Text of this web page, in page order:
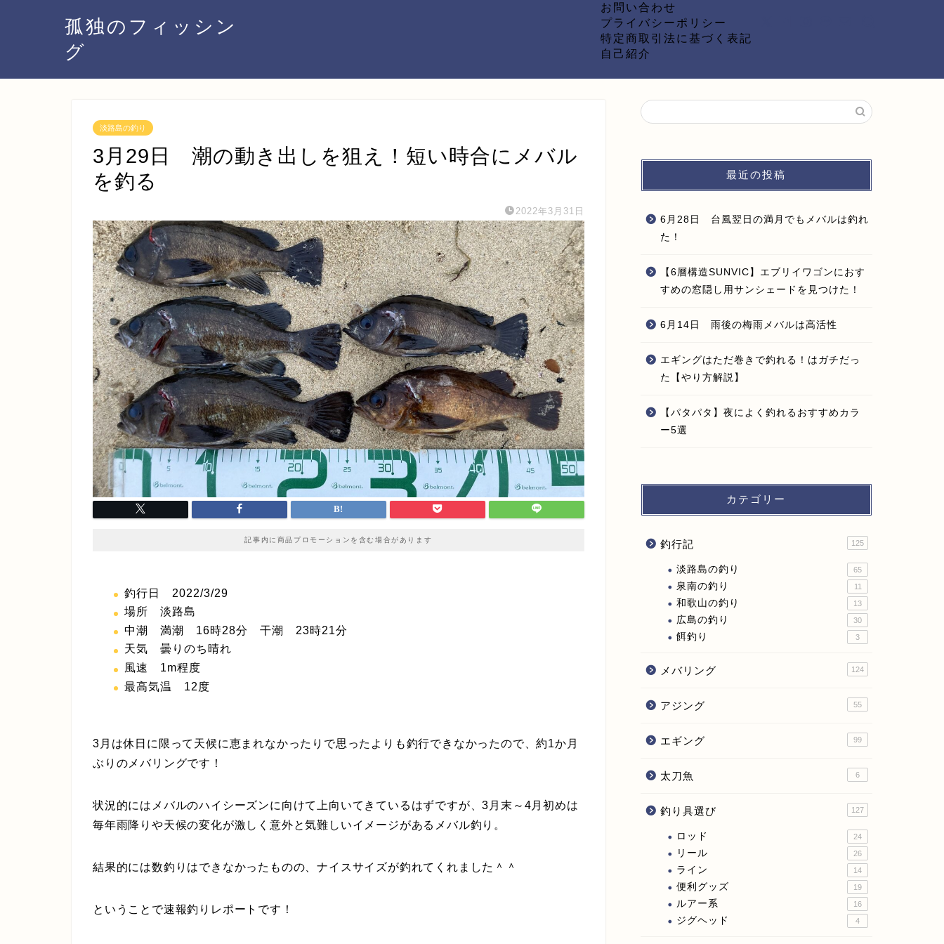
孤独のフィッシン
グ
お問い合わせ
プライバシーポリシー
特定商取引法に基づく表記
自己紹介
淡路島の釣り
3月29日 潮の動き出しを狙え！短い時合にメバル
を釣る
2022年3月31日
記事内に商品プロモーションを含む場合があります
釣行日 2022/3/29
場所 淡路島
中潮 満潮 16時28分 干潮 23時21分
天気 曇りのち晴れ
風速 1m程度
最高気温 12度
3月は休日に限って天候に恵まれなかったりで思ったよりも釣行できなかったので、約1か月
ぶりのメバリングです！
状況的にはメバルのハイシーズンに向けて上向いてきているはずですが、3月末～4月初めは
毎年雨降りや天候の変化が激しく意外と気難しいイメージがあるメバル釣り。
結果的には数釣りはできなかったものの、ナイスサイズが釣れてくれました＾＾
ということで速報釣りレポートです！
最近の投稿
6月28日 台風翌日の満月でもメバルは釣れ
た！
【6層構造SUNVIC】エブリイワゴンにおす
すめの窓隠し用サンシェードを見つけた！
6月14日 雨後の梅雨メバルは高活性
エギングはただ巻きで釣れる！はガチだっ
た【やり方解説】
【パタパタ】夜によく釣れるおすすめカラ
ー5選
カテゴリー
釣行記 125
淡路島の釣り 65
泉南の釣り 11
和歌山の釣り 13
広島の釣り 30
餌釣り 3
メバリング 124
アジング 55
エギング 99
太刀魚 6
釣り具選び 127
ロッド 24
リール 26
ライン 14
便利グッズ 19
ルアー系 16
ジグヘッド 4